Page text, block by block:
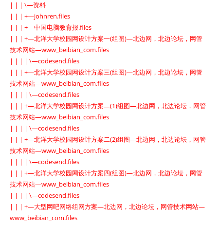
| | | \—资料
| | | +—johnren.files
| | | +—中国电脑教育报.files
| | | +—北洋大学校园网设计方案一(组图)—北边网，北边论坛，网管
技术网站—www_beibian_com.files
| | | | \—codesend.files
| | | +—北洋大学校园网设计方案三(组图)—北边网，北边论坛，网管
技术网站—www_beibian_com.files
| | | | \—codesend.files
| | | +—北洋大学校园网设计方案二(1)组图—北边网，北边论坛，网管
技术网站—www_beibian_com.files
| | | | \—codesend.files
| | | +—北洋大学校园网设计方案二(2)组图—北边网，北边论坛，网管
技术网站—www_beibian_com.files
| | | | \—codesend.files
| | | +—北洋大学校园网设计方案四(组图)—北边网，北边论坛，网管
技术网站—www_beibian_com.files
| | | | \—codesend.files
| | | +—大型网吧网络组网方案—北边网，北边论坛，网管技术网站—
www_beibian_com.files